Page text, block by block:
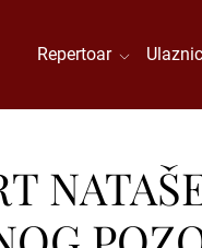
Repertoar